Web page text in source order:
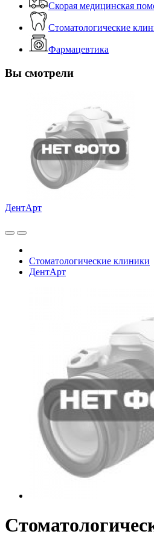
Скорая медицинская
Стоматологические
Фармацевтика
Вы смотрели
ДентАрт
Стоматологические клиники
ДентАрт